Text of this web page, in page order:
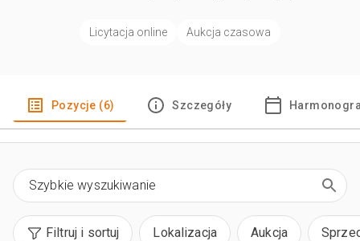
Licytacja online Aukcja czasowa
Pozycje (6) Szczegóły
Filtruj i sortuj Lokalizacja Aukcja